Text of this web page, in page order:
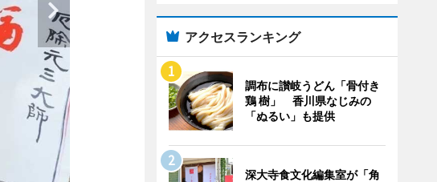
アクセスランキング
調布に讃岐うどん「骨付き
鶏 樹」 香川県なじみの
「ぬるい」も提供
深大寺食文化編集室が「角